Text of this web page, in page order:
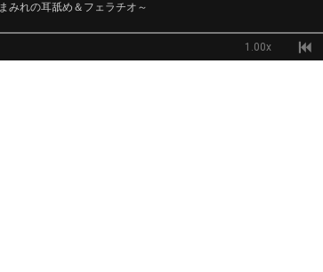
みれの耳舐め＆フェラチオ～
みれの耳舐め＆フェラチオ～
1.00x